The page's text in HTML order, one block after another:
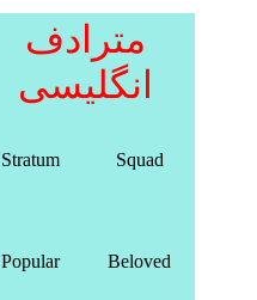
مترادف
انگلیسی
Stratum Squad
Popular Beloved